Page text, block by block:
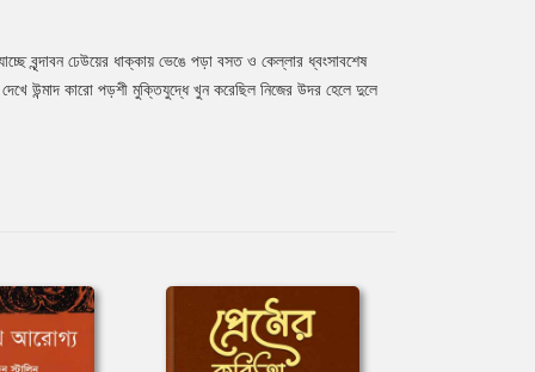
বৃন্দাবন ঢেউয়ের ধাক্কায় ভেঙে পড়া বসত ও কেল্লার ধ্বংসাবশেষ
উন্মাদ কারো পড়শী মুক্তিযুদ্ধে খুন করেছিল নিজের উদর হেলে দুলে